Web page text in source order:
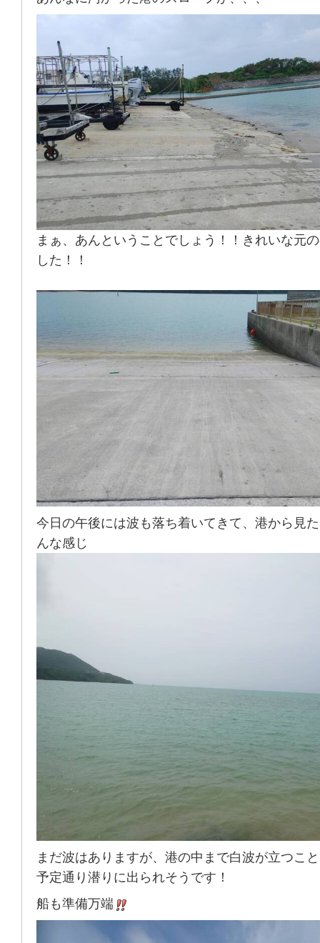
まぁ、あんということでしょう！！きれいな元
した！！
今日の午後には波も落ち着いてきて、港から見
んな感じ
まだ波はありますが、港の中まで白波が立つこ
予定通り潜りに出られそうです！
船も準備万端